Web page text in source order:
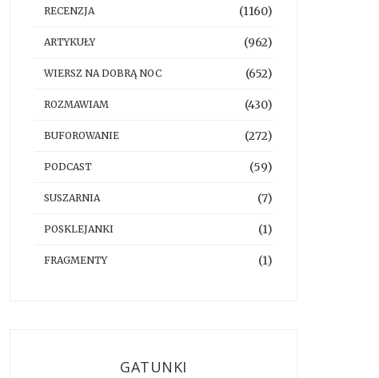
RECENZJA (1160)
ARTYKUŁY (962)
WIERSZ NA DOBRĄ NOC (652)
ROZMAWIAM (430)
BUFOROWANIE (272)
PODCAST (59)
SUSZARNIA (7)
POSKLEJANKI (1)
FRAGMENTY (1)
GATUNKI